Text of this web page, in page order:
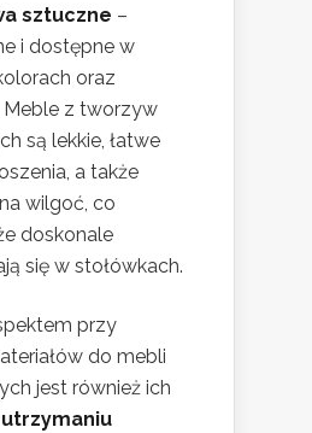
sztuczne –
i dostępne w
oraz
Meble z tworzyw
są lekkie, łatwe
a także
wilgoć, co
doskonale
się w stołówkach.
przy
do mebli
jest również ich
utrzymaniu